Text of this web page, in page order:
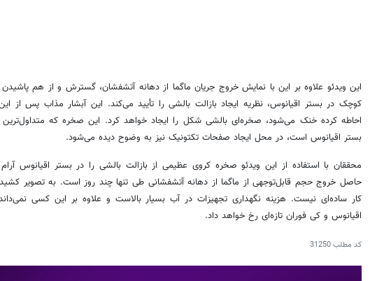
این ویدئو علاوه بر این با نمایش خروج جریان ماگما از دهانه آتشفشان، گسترش و از هم
کوچک در بستر اقیانوس، نظریه ایجاد بازالت بالشی را تأیید می‌کند. این آبشار مذاب پس از
احاطه کرده خنک می‌شود، صخره‌ای بالشی شکل را ایجاد خواهد کرد. این صخره که
بستر اقیانوس است، در محل ایجاد صفحات تکتونیک نیز به وضوح دیده می‌شود.
محققان با استفاده از این ویدئو صخره کروی عظیمی از بازالت بالشی را در بستر اقیانوس
حاصل خروج حجم قابل‌توجهی از ماگما از دهانه آتشفشانی طی تنها چند روز است. به تصویر
کار ساده‌ای نیست. هزینه نگهداری تجهیزات در آب بسیار بالاست و علاوه بر این کسی
اقیانوس و کی فوران تازه‌ای رخ خواهد داد.
کد مطلب31250